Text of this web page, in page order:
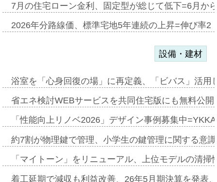
7月の住宅ローン金利、固定型が総じて低下=6月か
2026年分路線価、標準宅地5年連続の上昇=伸び率
設備・建材
浴室を「心身回復の場」に再定義、「ビバス」活
省エネ検討WEBサービスを共同住宅版にも無料公
「性能向上リノベ2026」デザイン事例募集中
約7割が物理鍵で管理、小学生の鍵管理に関する意
「マイトーン」をリニューアル、上位モデルの清
着工延期で減収も利益改善、26年5月期決算を発表